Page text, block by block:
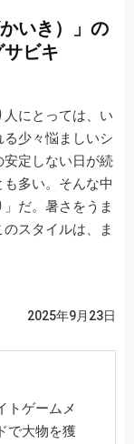
いき）」の
ビキ
にとっては、い
少々悩ましいシ
定しない日が続
多い。そんな中
だ。暑さをうま
スタイルは、ま
2025年9月23日
トゲームメ
で大物を獲